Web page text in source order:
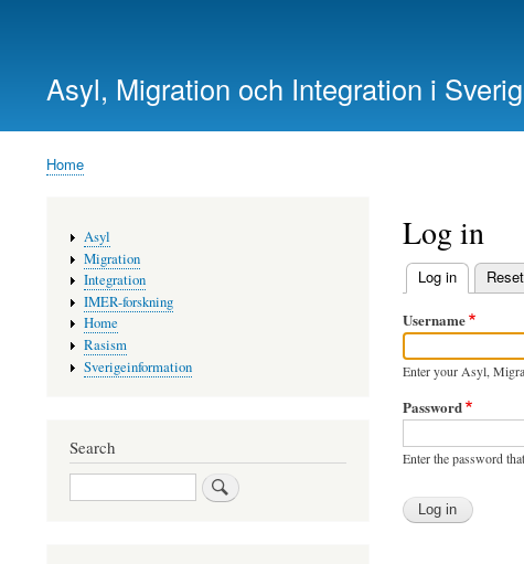
menu
Asyl, Migration och Integration i
Breadcrumb
Home
Log in
Primary
tabs
Log in(active tab)
Username
Enter your Asyl,
Password
Enter the password
navigation
Asyl
Migration
Integration
IMER-forskning
Home
Rasism
Sverigeinformation
Search
Search